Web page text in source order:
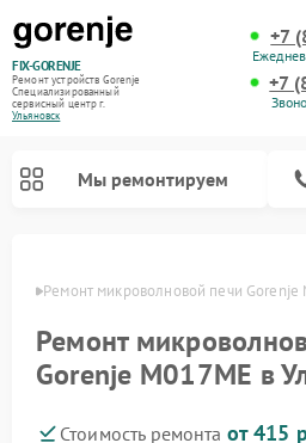
FIX-GORENJE
Ремонт устройств Gorenje
Специализированный
cервисный центр г.
Ульяновск
+7
+7
Мы ремонтируем
Ремонт микроволновой печи Gorenje
Ремонт
Gorenje M017ME в
Стоимость ремонта от 415